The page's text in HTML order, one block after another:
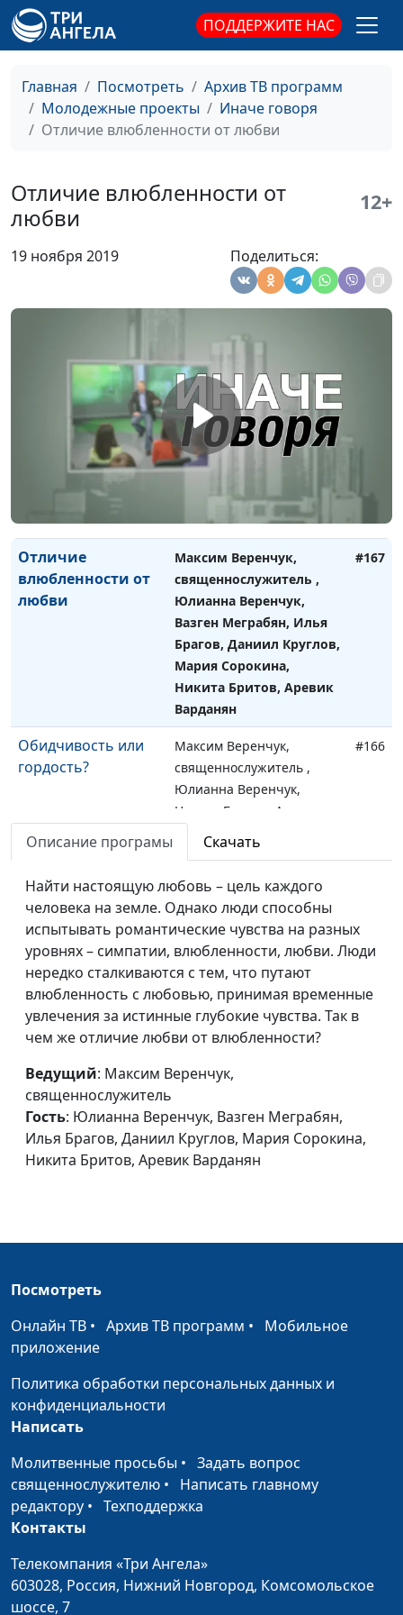
ПОДДЕРЖИТЕ НАС
Главная Посмотреть
Архив ТВ программ
Молодежные проекты
Иначе говоря
Отличие влюбленности от любви
Отличие влюбленности от
любви
12+
19 ноября 2019 Поделиться:
магистр богословия
Музыка в жизни
Вадим Трусюк, Вадим
священнослужитель,
магистр богословия
#173
священнослужитель
священнослужитель
Вачева, психолог и
семейный консультант
Разговор с детьми
Вадим Трусюк, Мария
Вачева, психолог и
семейный консультант
Зачем жениться,
если можно просто
жить вместе?
Вадим Трусюк, Мария
Вачева, психолог и
семейный консультант
Отличие
влюбленности от
любви
Максим Веренчук,
священнослужитель ,
Юлианна Веренчук,
Вазген Меграбян, Илья
Брагов, Даниил Круглов,
Мария Сорокина,
Никита Бритов, Аревик
Варданян
#167
Обидчивость или
гордость?
Максим Веренчук,
священнослужитель ,
Юлианна Веренчук,
Никита Бритов, Аревик
Меграбян
#166
Есть ли дружба
между парнем и
девушкой?
Максим Веренчук,
священнослужитель ,
Юлианна Веренчук,
Виктория Булатова,
Никита Бритов, Круглов
Даниил, Аревик
Варызгин, Елена
#164
Меняются ли люди
ради отношений?
Максим Веренчук,
священнослужитель,
#163
Бодипозитив
Максим Веренчук,
Никита Бритов, Виктория
Дмитрий Варызгин,
Аревик Варданян
Как
зависть?
Виктория Булатова,
Никита Бритов, Аревик
Описание програмы Скачать
Найти настоящую любовь – цель каждого
человека на земле. Однако люди способны
испытывать романтические чувства на разных
уровнях – симпатии, влюбленности, любви. Люди
нередко сталкиваются с тем, что путают
влюбленность с любовью, принимая временные
увлечения за истинные глубокие чувства. Так в
чем же отличие любви от влюбленности?
Ведущий: Максим Веренчук,
священнослужитель
Гость: Юлианна Веренчук, Вазген Меграбян,
Илья Брагов, Даниил Круглов, Мария Сорокина,
Никита Бритов, Аревик Варданян
Посмотреть
Онлайн ТВ • Архив ТВ программ • Мобильное
приложение
Политика обработки персональных данных и
конфиденциальности
Написать
Молитвенные просьбы • Задать вопрос
священнослужителю • Написать главному
редактору • Техподдержка
Контакты
Телекомпания «Три Ангела»
603028, Россия, Нижний Новгород, Комсомольское
шоссе, 7